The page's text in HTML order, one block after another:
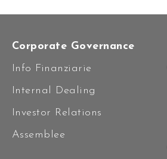
Corporate Governance
Info Finanziarie
Internal Dealing
Investor Relations
Assemblee